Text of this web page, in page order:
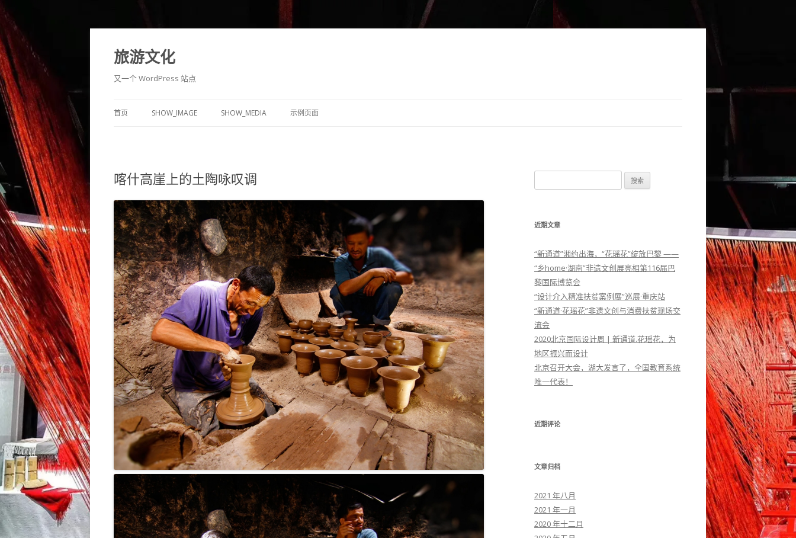
旅游文化
又一个 WordPress 站点
首页 SHOW_IMAGE SHOW_MEDIA 示例页面
喀什高崖上的土陶咏叹调
近期文章
“新通道”湘约出海，“花瑶花”绽放巴黎 ——
“乡home·湖南”非遗文创展亮相第116届巴
黎国际博览会
“设计介入精准扶贫案例展”巡展·重庆站
“新通道·花瑶花”非遗文创与消费扶贫现场交
流会
2020北京国际设计周 | 新通道.花瑶花，为
地区振兴而设计
北京召开大会，湖大发言了，全国教育系统
唯一代表！
近期评论
文章归档
2021 年八月
2021 年一月
2020 年十二月